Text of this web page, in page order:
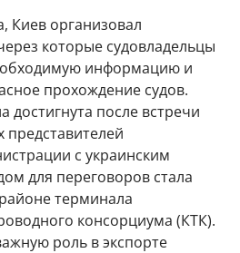
Киев организовал
которые судовладельцы
информацию и
прохождение судов.
достигнута после встречи
представителей
с украинским
для переговоров стала
терминала
консорциума (КТК).
роль в экспорте